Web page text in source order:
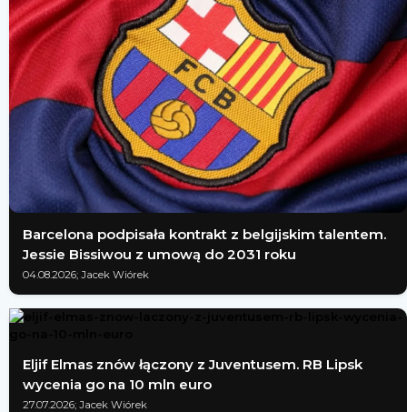
Barcelona podpisała kontrakt z belgijskim talentem.
Jessie Bissiwou z umową do 2031 roku
04.08.2026; Jacek Wiórek
Eljif Elmas znów łączony z Juventusem. RB Lipsk
wycenia go na 10 mln euro
27.07.2026; Jacek Wiórek